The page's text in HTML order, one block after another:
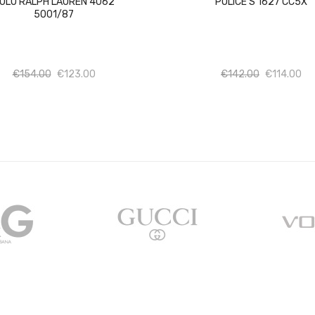
5001/87
€154.00 Ποσότητα
€123.00Ποσότητα €142.00 Ποσότητα
€114.00